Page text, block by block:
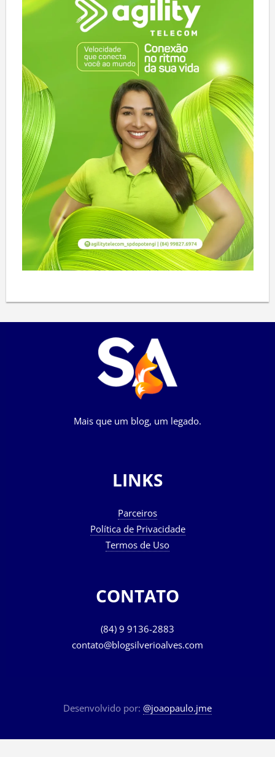
Mais que um blog, um legado.
LINKS
Parceiros
Política de Privacidade
Termos de Uso
CONTATO
(84) 9 9136-2883
contato@blogsilverioalves.com
Desenvolvido por: @joaopaulo.jme